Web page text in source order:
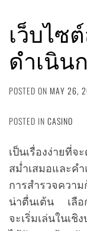
เว็บไซ
ดำเนิน
POSTED ON MAY 26,
POSTED IN CASINO
เป็นเรื่องง่ายที่จ
สม่ำเสมอและค
การสำรวจควา
น่าตื่นเต้น เลือ
จะเริ่มเล่นในเ